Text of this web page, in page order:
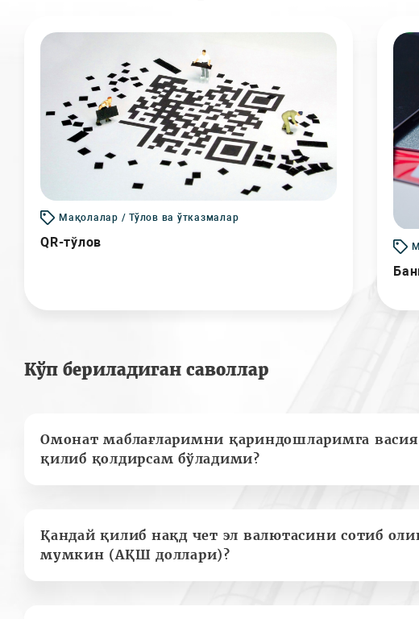
Мақолалар / Тўлов ва ўтказмалар
QR-тўлов
Кўп бериладиган саволлар
Омонат маблағларимни қариндошларимга
қилиб қолдирсам бўладими?
Қандай қилиб нақд чет эл валютасини сотиб
мумкин (АҚШ доллари)?